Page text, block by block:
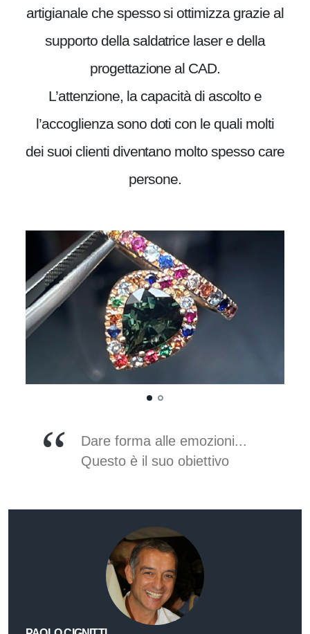
artigianale che spesso si ottimizza grazie al
supporto della saldatrice laser e della
progettazione al CAD.
L’attenzione, la capacità di ascolto e
l’accoglienza sono doti con le quali molti
dei suoi clienti diventano molto spesso care
persone.
Dare forma alle emozioni...
Questo è il suo obiettivo